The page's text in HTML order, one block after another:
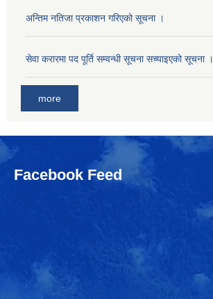
अन्तिम नतिजा प्रकाशन गरिएको सूचना ।
सेवा करारमा पद पूर्ति सम्वन्धी सूचना सच्याइएको सूचना ।
more
Facebook Feed